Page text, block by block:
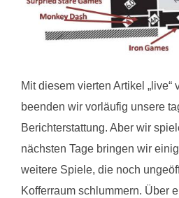
Mit diesem vierten Artikel „live“
beenden wir vorläufig unsere
Berichterstattung. Aber wir
nächsten Tage bringen wir
weitere Spiele, die noch
Kofferraum schlummern. Über